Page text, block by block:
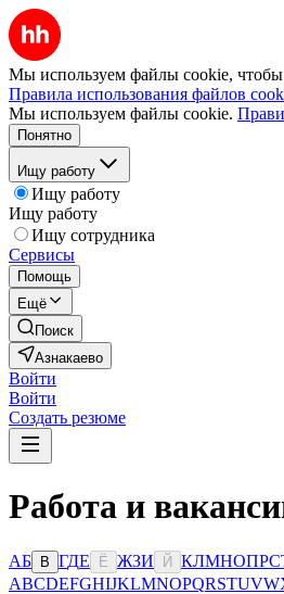
Мы используем файлы cookie, чтобы
Правила использования файлов
Мы используем файлы cookie.
Понятно
Ищу работу
Ищу работу
Ищу работу
Ищу сотрудника
Сервисы
Помощь
Ещё
Поиск
Азнакаево
Войти
Войти
Создать резюме
Работа и
АБ В ГДЕ Ё ЖЗИ Й КЛМНОПРС
ABCDEFGHIJKLMNOPQRSTUVW